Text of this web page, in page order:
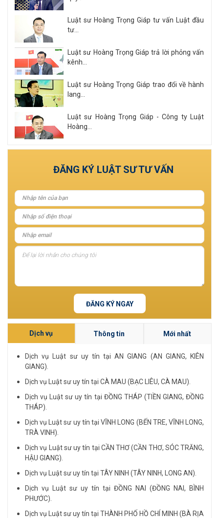
Luật sư Hoàng Trọng Giáp tư vấn Luật đầu
tư...
Luật sư Hoàng Trọng Giáp trả lời phỏng vấn
kênh...
Luật sư Hoàng Trọng Giáp trao đổi về hành
lang...
Luật sư Hoàng Trọng Giáp - Công ty Luật
Hoàng...
Xem tất cả
ĐĂNG KÝ LUẬT SƯ TƯ VẤN
ĐĂNG KÝ NGAY
Dịch vụ Thông tin Mới nhất
Dịch vụ Luật sư uy tín tại AN GIANG (AN GIANG, KIÊN
GIANG).
Dịch vụ Luật sư uy tín tại CÀ MAU (BẠC LIÊU, CÀ MAU).
Dịch vụ Luật sư uy tín tại ĐỒNG THÁP (TIỀN GIANG, ĐỒNG
THÁP).
Dịch vụ Luật sư uy tín tại VĨNH LONG (BẾN TRE, VĨNH LONG,
TRÀ VINH).
Dịch vụ Luật sư uy tín tại CẦN THƠ (CẦN THƠ, SÓC TRĂNG,
HẬU GIANG).
Dịch vụ Luật sư uy tín tại TÂY NINH (TÂY NINH, LONG AN).
Dịch vụ Luật sư uy tín tại ĐỒNG NAI (ĐỒNG NAI, BÌNH
PHƯỚC).
Dịch vụ Luật sư uy tín tại THÀNH PHỐ HỒ CHÍ MINH (BÀ RỊA